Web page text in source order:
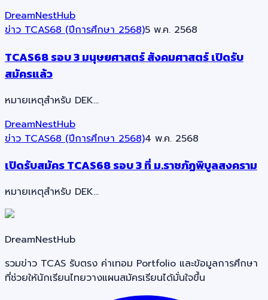
DreamNestHub
ข่าว TCAS68 (ปีการศึกษา 2568)5 พ.ค. 2568
TCAS68 รอบ 3 มนุษยศาสตร์ สังคมศาสตร์ เปิดรับ
สมัครแล้ว
หมายเหตุสำหรับ DEK…
DreamNestHub
ข่าว TCAS68 (ปีการศึกษา 2568)4 พ.ค. 2568
เปิดรับสมัคร TCAS68 รอบ 3 ที่ ม.ราชภัฏพิบูลสงคราม
หมายเหตุสำหรับ DEK…
DreamNestHub
รวมข่าว TCAS รับตรง ค่าเทอม Portfolio และข้อมูลการศึกษา
ที่ช่วยให้นักเรียนไทยวางแผนสมัครเรียนได้มั่นใจขึ้น